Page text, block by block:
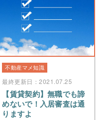
不動産マメ知識
最終更新日：2021.07.25
【賃貸契約】無職でも諦
めないで！入居審査は通
りますよ